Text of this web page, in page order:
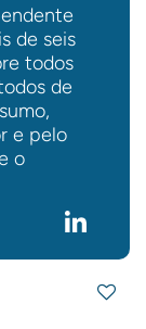
de seis
todos
de
e pelo
o